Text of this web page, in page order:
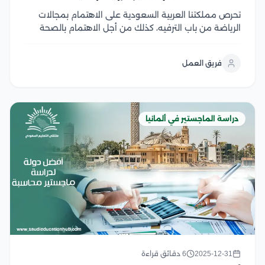
تحرص مملكتنا العربية السعودية على الاهتمام بمجالات
الرياضة من باب الترفيه، كذلك من أجل الاهتمام بالصحة
لتحصيل الخبرات الرياضية المختلفة، والاطلاع على الطرق...
فريق العمل
دراسة الماجستير في ألمانيا
2025-12-31 6 دقائق قراءة